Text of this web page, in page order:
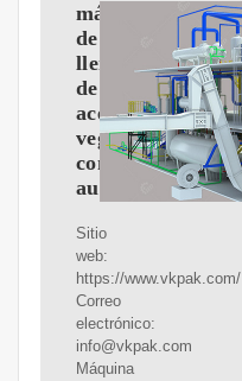
máquina
de
llenado
de
aceite
vegetal
completamente
automática
Sitio
web:
https://www.vkpak.com/
Correo
electrónico:
info@vkpak.com
Máquina